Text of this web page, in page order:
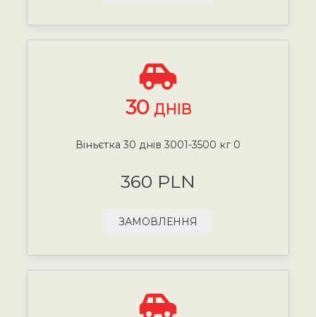
30 ДНІВ
Віньєтка 30 днів 3001-3500 кг 0
360 PLN
ЗАМОВЛЕННЯ